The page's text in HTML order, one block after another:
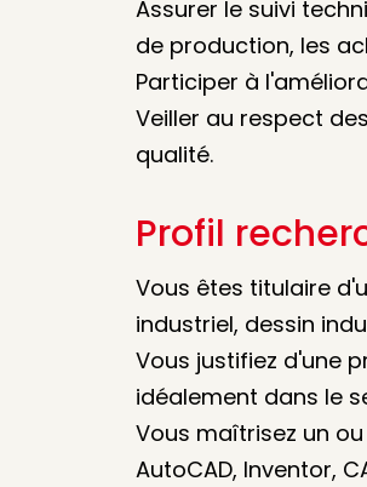
Assurer le suivi
de production, les
Participer à
Veiller au respect
qualité.
Profil
Vous êtes titulaire
industriel, dessin
Vous justifiez d'une
idéalement dans le
Vous maîtrisez un
AutoCAD, Inventor,